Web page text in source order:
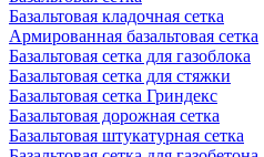
Базальтовая кладочная сетка
Армированная базальтовая сетка
Базальтовая сетка для газоблока
Базальтовая сетка для стяжки
Базальтовая сетка Гриндекс
Базальтовая дорожная сетка
Базальтовая штукатурная сетка